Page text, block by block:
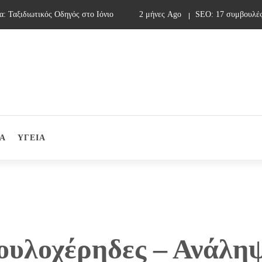
Οδηγός στο Ιόνιο 2 μήνες Ago SEO: 17 συμβουλές
ΥΓΕΙΑ
–